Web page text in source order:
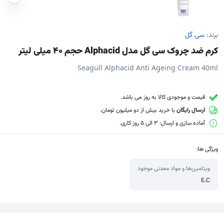
برند: سی گل
کرم ضد چروک سی گل مدل Alphacid حجم 40 میلی لیتر
Seagull Alphacid Anti Ageing Cream 40ml
قیمت و موجودی کالا به روز می باشد.
ارسال رایگان با خرید بیش از دو میلیون تومان.
آماده سازی و ارسال: 3 الی 5 روز کاری.
ویژگی ها:
ویتامین‌ها و مواد معدنی موجود
E،C